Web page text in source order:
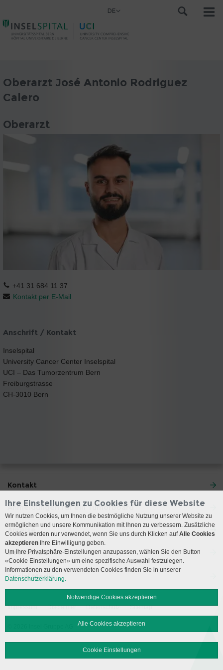
DE
Oberarzt José Antonio Rodriguez
Calero
Oberarzt
+41 31 684 11 37
Kontakt per E-Mail
Anschrift / Kontakt
Inselspital
University Cancer Center Inselspital
UCI – Das Tumorzentrum Bern
Freiburgstrasse
CH-3010 Bern
Kontakt
Anmeldungen für ein Tumorboard
Anreise
Besuchszeiten
Social Media
Impressum Disclaimer Datenschutz Sitemap
Ihre Einstellungen zu Cookies für diese Website
Wir nutzen Cookies, um Ihnen die bestmögliche Nutzung unserer Website zu
ermöglichen und unsere Kommunikation mit Ihnen zu verbessern. Zusätzliche
Cookies werden nur verwendet, wenn Sie uns durch Klicken aufAlle Cookies
akzeptieren Ihre Einwilligung geben.
Um Ihre Privatsphäre-Einstellungen anzupassen, wählen Sie den Button
«Cookie Einstellungen» um eine spezifische Auswahl festzulegen.
Informationen zu den verwendeten Cookies finden Sie in unserer
Datenschutzerklärung.
Notwendige Cookies akzeptieren
Alle Cookies akzeptieren
Cookie Einstellungen